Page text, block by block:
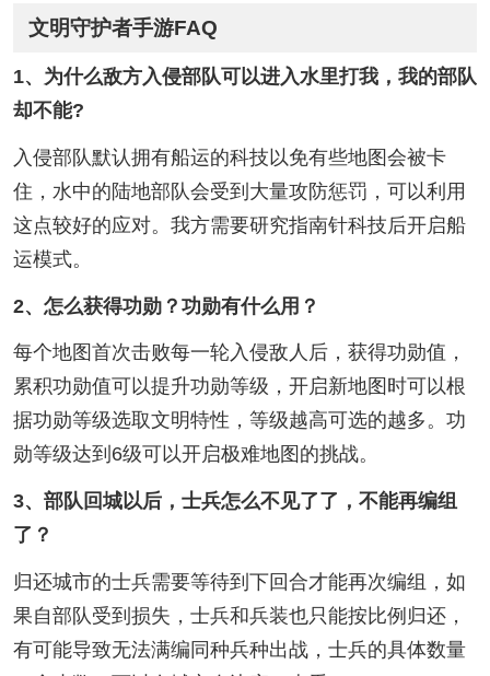
文明守护者手游FAQ
1、为什么敌方入侵部队可以进入水里打我，我的部队
却不能?
入侵部队默认拥有船运的科技以免有些地图会被卡
住，水中的陆地部队会受到大量攻防惩罚，可以利用
这点较好的应对。我方需要研究指南针科技后开启船
运模式。
2、怎么获得功勋？功勋有什么用？
每个地图首次击败每一轮入侵敌人后，获得功勋值，
累积功勋值可以提升功勋等级，开启新地图时可以根
据功勋等级选取文明特性，等级越高可选的越多。功
勋等级达到6级可以开启极难地图的挑战。
3、部队回城以后，士兵怎么不见了了，不能再编组
了？
归还城市的士兵需要等待到下回合才能再次编组，如
果自部队受到损失，士兵和兵装也只能按比例归还，
有可能导致无法满编同种兵种出战，士兵的具体数量